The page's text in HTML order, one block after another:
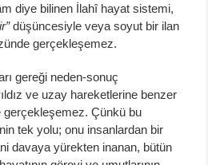
diye bilinen İlahî hayat sistemi,
düşüncesiyle veya soyut bir ilan
gerçekleşemez.
gereği neden-sonuç
ve uzay hareketlerine benzer
gerçekleşemez. Çünkü bu
tek yolu; onu insanlardan bir
davaya yürekten inanan, bütün